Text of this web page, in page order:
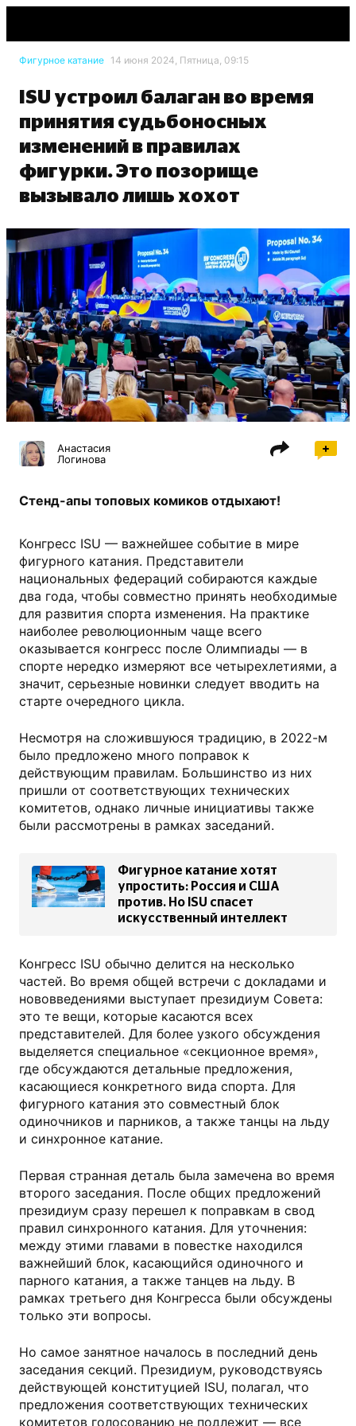
Фигурное катание 14 июня 2024, Пятница, 09:15
ISU устроил балаган во время
принятия судьбоносных
изменений в правилах
фигурки. Это позорище
вызывало лишь хохот
isu.org
Анастасия
Логинова
Стенд-апы топовых комиков отдыхают!
Конгресс ISU — важнейшее событие в мире
фигурного катания. Представители
национальных федераций собираются каждые
два года, чтобы совместно принять необходимые
для развития спорта изменения. На практике
наиболее революционным чаще всего
оказывается конгресс после Олимпиады — в
спорте нередко измеряют все четырехлетиями, а
значит, серьезные новинки следует вводить на
старте очередного цикла.
Несмотря на сложившуюся традицию, в 2022-м
было предложено много поправок к
действующим правилам. Большинство из них
пришли от соответствующих технических
комитетов, однако личные инициативы также
были рассмотрены в рамках заседаний.
Фигурное катание хотят
упростить: Россия и США
против. Но ISU спасет
искусственный интеллект
Конгресс ISU обычно делится на несколько
частей. Во время общей встречи с докладами и
нововведениями выступает президиум Совета:
это те вещи, которые касаются всех
представителей. Для более узкого обсуждения
выделяется специальное «секционное время»,
где обсуждаются детальные предложения,
касающиеся конкретного вида спорта. Для
фигурного катания это совместный блок
одиночников и парников, а также танцы на льду
и синхронное катание.
Первая странная деталь была замечена во время
второго заседания. После общих предложений
президиум сразу перешел к поправкам в свод
правил синхронного катания. Для уточнения:
между этими главами в повестке находился
важнейший блок, касающийся одиночного и
парного катания, а также танцев на льду. В
рамках третьего дня Конгресса были обсуждены
только эти вопросы.
Но самое занятное началось в последний день
заседания секций. Президиум, руководствуясь
действующей конституцией ISU, полагал, что
предложения соответствующих технических
комитетов голосованию не подлежит — все